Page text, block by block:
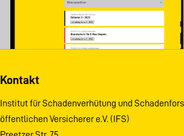
Kontakt
Institut für Schadenverhütung und
öffentlichen Versicherer e.V. (IFS)